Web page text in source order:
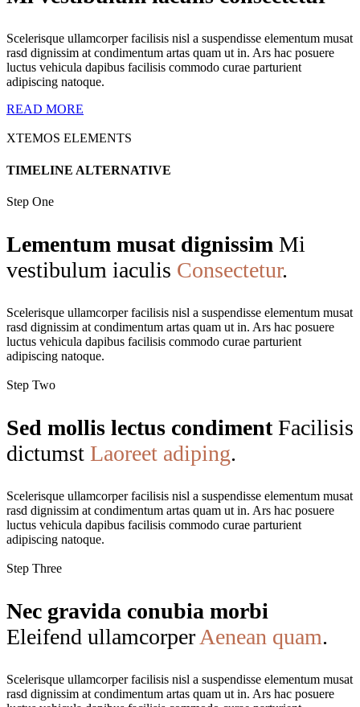
Scelerisque ullamcorper facilisis nisl a suspendisse elementum musat
rasd dignissim at condimentum artas quam ut in. Ars hac posuere
luctus vehicula dapibus facilisis commodo curae parturient
adipiscing natoque.
READ MORE
XTEMOS ELEMENTS
TIMELINE ALTERNATIVE
Step One
Lementum musat dignissim Mi
vestibulum iaculis Consectetur.
Scelerisque ullamcorper facilisis nisl a suspendisse elementum musat
rasd dignissim at condimentum artas quam ut in. Ars hac posuere
luctus vehicula dapibus facilisis commodo curae parturient
adipiscing natoque.
Step Two
Sed mollis lectus condimentFacilisis
dictumst Laoreet adiping.
Scelerisque ullamcorper facilisis nisl a suspendisse elementum musat
rasd dignissim at condimentum artas quam ut in. Ars hac posuere
luctus vehicula dapibus facilisis commodo curae parturient
adipiscing natoque.
Step Three
Nec gravida conubia morbi
Eleifend ullamcorper Aenean quam.
Scelerisque ullamcorper facilisis nisl a suspendisse elementum musat
rasd dignissim at condimentum artas quam ut in. Ars hac posuere